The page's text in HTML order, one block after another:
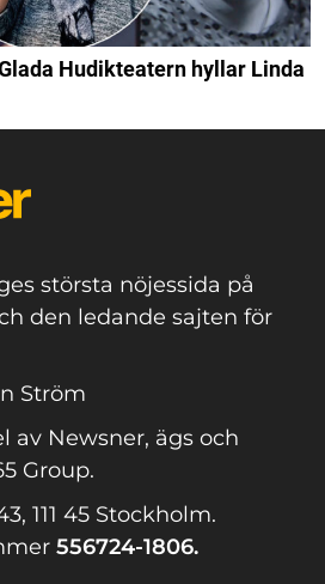
Hudikteatern hyllar Linda
största nöjessida på
den ledande sajten för
Ström
av Newsner, ägs och
Group.
111 45 Stockholm.
556724-1806.